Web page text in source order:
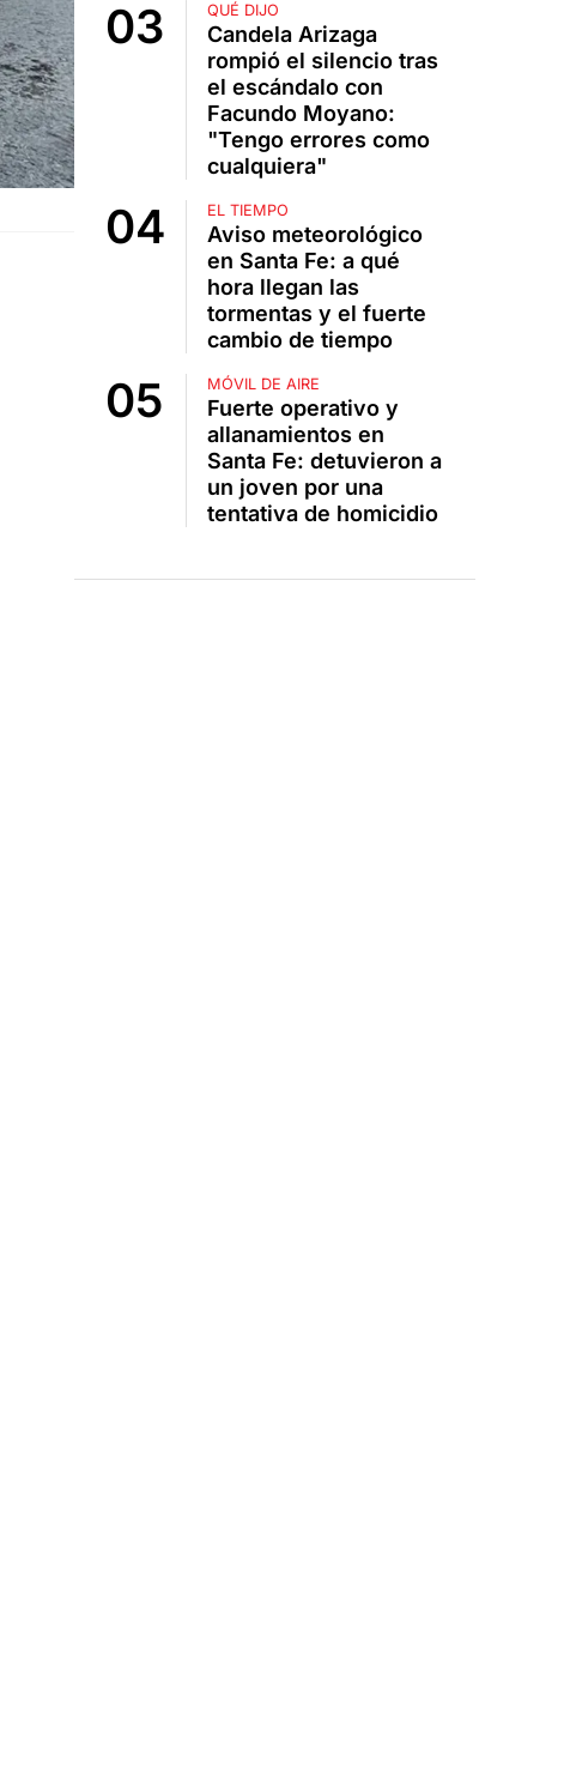
QUÉ DIJO
Candela Arizaga
rompió el silencio tras
el escándalo con
Facundo Moyano:
"Tengo errores como
cualquiera"
EL TIEMPO
Aviso meteorológico
en Santa Fe: a qué
hora llegan las
tormentas y el fuerte
cambio de tiempo
MÓVIL DE AIRE
Fuerte operativo y
allanamientos en
Santa Fe: detuvieron a
un joven por una
tentativa de homicidio